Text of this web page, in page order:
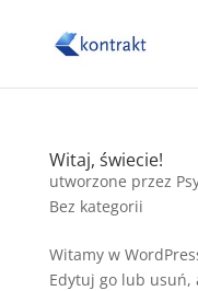
Witaj, świecie!
utworzone przez
Bez kategorii
Witamy w
Edytuj go lub usuń,